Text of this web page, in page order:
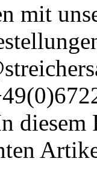
mit
diesem